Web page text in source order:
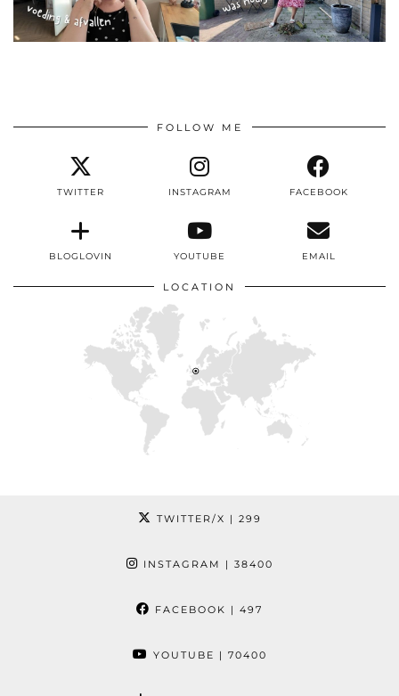
FOLLOW ME
TWITTER INSTAGRAM FACEBOOK
BLOGLOVIN YOUTUBE EMAIL
LOCATION
TWITTER/X | 299
INSTAGRAM | 38400
FACEBOOK | 497
YOUTUBE | 70400